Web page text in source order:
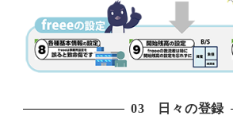
03 日々の登録